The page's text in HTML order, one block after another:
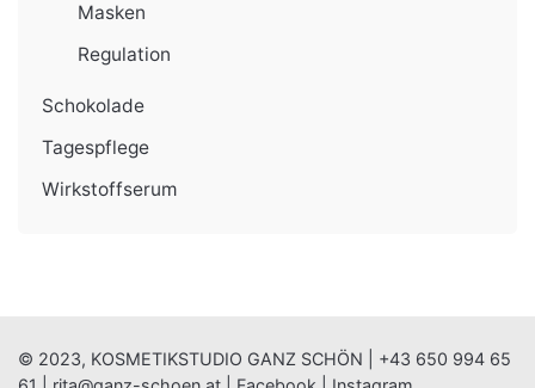
Masken
Regulation
Schokolade
Tagespflege
Wirkstoffserum
© 2023, KOSMETIKSTUDIO GANZ SCHÖN | +43 650 994 65